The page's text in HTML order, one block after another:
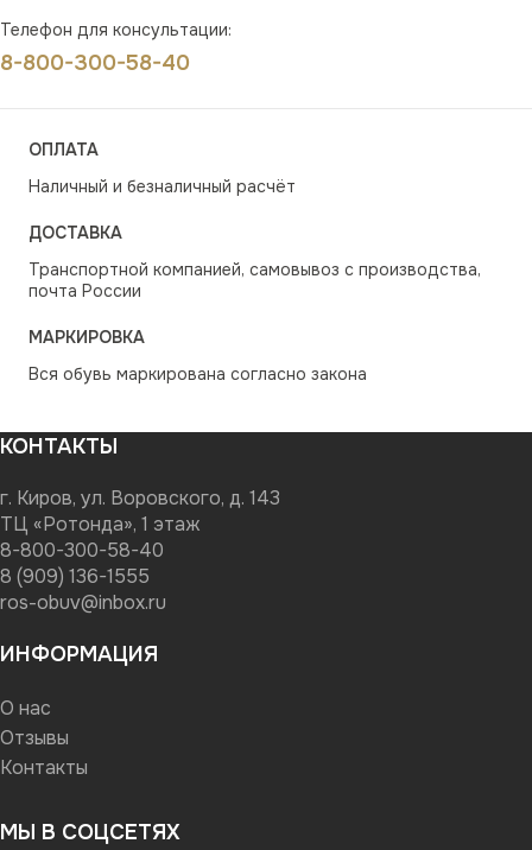
Телефон для консультации:
8-800-300-58-40
ОПЛАТА
Наличный и безналичный расчёт
ДОСТАВКА
Транспортной компанией, самовывоз с производства,
почта России
МАРКИРОВКА
Вся обувь маркирована согласно закона
КОНТАКТЫ
г. Киров, ул. Воровского, д. 143
ТЦ «Ротонда», 1 этаж
8-800-300-58-40
8 (909) 136-1555
ros-obuv@inbox.ru
ИНФОРМАЦИЯ
О нас
Отзывы
Контакты
МЫ В СОЦСЕТЯХ